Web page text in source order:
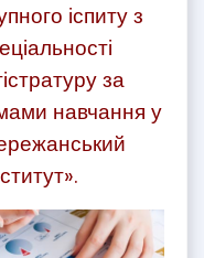
іспиту з
за
навчання у